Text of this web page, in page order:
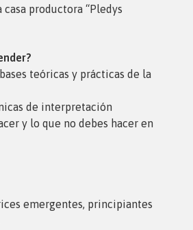
casa productora “Pledys
teóricas y prácticas de la
de interpretación
y lo que no debes hacer en
emergentes, principiantes